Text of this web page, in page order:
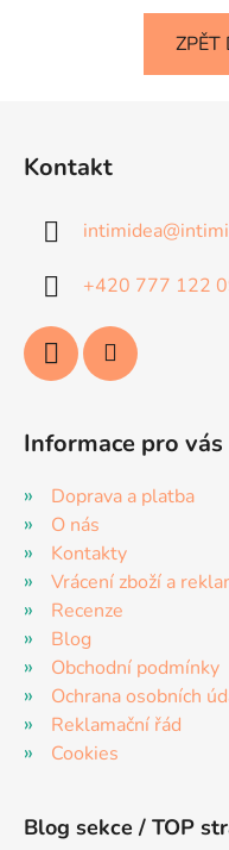
ZPĚT
Kontakt
intimidea@
+420 777 122
Informace pro vás
Doprava a platba
O nás
Kontakty
Vrácení zboží a
Recenze
Blog
Obchodní podmínky
Ochrana osobních
Reklamační řád
Cookies
Blog sekce / TOP